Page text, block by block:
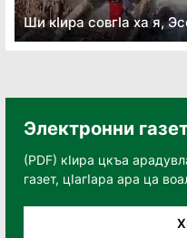
Ши кӏира совгӏа ха я,
Электронни
(PDF) кӀира цкъа
газет, цӀагӀара ара ца